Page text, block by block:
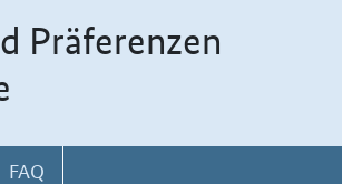
Präferenzen
FAQ